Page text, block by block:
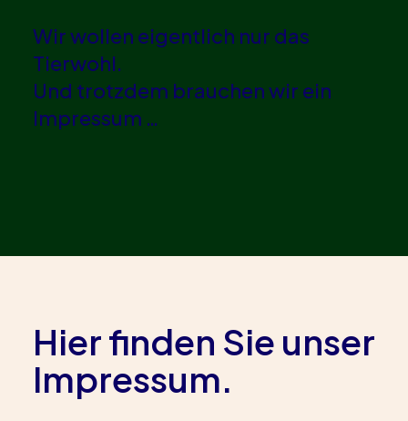
Wir wollen eigentlich nur das
Tierwohl.
Und trotzdem brauchen wir ein
Impressum …
Hier finden Sie unser
Impressum.